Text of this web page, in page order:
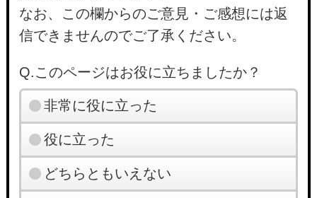
なお、この欄からのご意見・ご感想には返
信できませんのでご了承ください。
Q.このページはお役に立ちましたか？
非常に役に立った
役に立った
どちらともいえない